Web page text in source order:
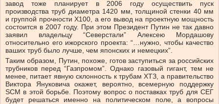
завод тоже планирует в 2006 году осуществить пуск
производства труб диаметра 1420 мм, толщиной стенки 40 мм
и группой прочности Х100, а его вывод на проектную мощность
состоится в 2007 году. При этом Президент Путин не так давно
заявил владельцу “Северстали” Алексею Мордашову
относительно его ижорского проекта: “…нужно, чтобы качество
ваших труб было лучше, чем японских и немецких”.
Таким образом, Путин, похоже, готов заступиться за российских
трубников перед “Газпромом”. Однако газовый гигант, тем не
менее, питает явную склонность к трубам ХТЗ, а правительство
Виктора Януковича окажет, вероятно, всемерную поддержку
SCM в этой борьбе. Поэтому вопрос о поставках труб для СЕГ
будет решаться именно на политическом поле, а вопросы